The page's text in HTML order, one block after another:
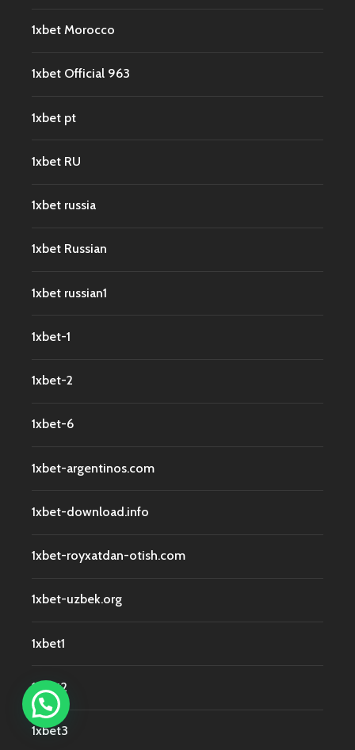
1xbet Morocco
1xbet Official 963
1xbet pt
1xbet RU
1xbet russia
1xbet Russian
1xbet russian1
1xbet-1
1xbet-2
1xbet-6
1xbet-argentinos.com
1xbet-download.info
1xbet-royxatdan-otish.com
1xbet-uzbek.org
1xbet1
1xbet2
1xbet3